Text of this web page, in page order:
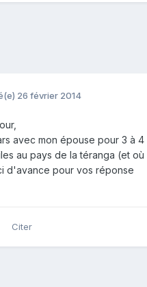
26 février 2014
avec mon épouse pour 3 à
au pays de la téranga (et
d'avance pour vos réponse
Citer